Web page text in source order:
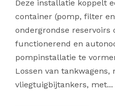
Deze installatie koppelt
container (pomp, filter
ondergrondse reservoirs
functionerend en
pompinstallatie te
Lossen van
vliegtuigbijtankers, met...